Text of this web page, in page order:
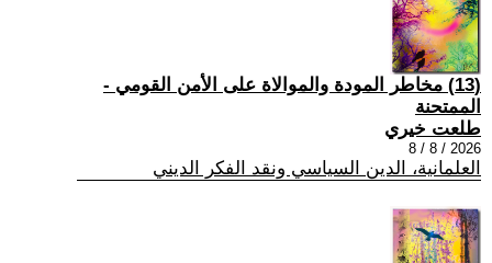
(13) مخاطر المودة والموالاة على الأمن القومي -
الممتحنة
طلعت خيري
2026 / 8 / 8
العلمانية، الدين السياسي ونقد الفكر الديني